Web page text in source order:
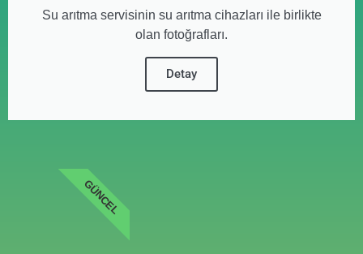
Su arıtma servisinin su arıtma cihazları ile birlikte
olan fotoğrafları.
Detay
GÜNCEL